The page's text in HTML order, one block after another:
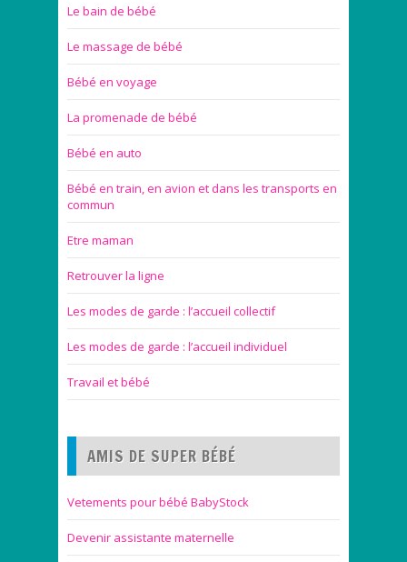
Le bain de bébé
Le massage de bébé
Bébé en voyage
La promenade de bébé
Bébé en auto
Bébé en train, en avion et dans les transports en
commun
Etre maman
Retrouver la ligne
Les modes de garde : l’accueil collectif
Les modes de garde : l’accueil individuel
Travail et bébé
AMIS DE SUPER BÉBÉ
Vetements pour bébé BabyStock
Devenir assistante maternelle